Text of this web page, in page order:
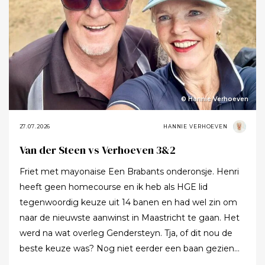
zomerrondje Texel is geopend. Partners zijn ook dit
jaar weer van harte welkom op onze eigen
homecourse. Alleen is Texel dit jaar geen tweedaagse,
maar telt het één wedstrijddag. En toch, wat
weerhoudt je ervan om een paar dagen eerder te
komen of langer te blijven. Het eiland heet je welkom.
Net als het hele team van De Texelse. Woensdag 2
september, Texel. Partners zijn welkom. NB: Bij de
foto’s. Openen met verdorde landschap. Onderschrift:
fairway. Onderschrift: Bij de start van de zomer op 21
juni was alles nog groen op de Texelse. C: Ronald
Massaut
© Hannie Verhoeven
27.07.2026 HANNIE VERHOEVEN
Van der Steen vs Verhoeven 3&2
Friet met mayonaise Een Brabants onderonsje. Henri
heeft geen homecourse en ik heb als HGE lid
tegenwoordig keuze uit 14 banen en had wel zin om
naar de nieuwste aanwinst in Maastricht te gaan. Het
werd na wat overleg Gendersteyn. Tja, of dit nou de
beste keuze was? Nog niet eerder een baan gezien